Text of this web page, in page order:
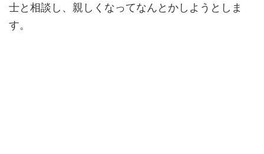
士と相談し、親しくなってなんとかしようとしま
す。